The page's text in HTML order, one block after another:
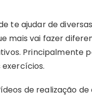
te ajudar de
mais vai fazer
Principalmente
de realização